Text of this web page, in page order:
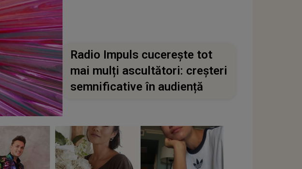
Radio Impuls cucerește tot
mai mulți ascultători: creșteri
semnificative în audiență